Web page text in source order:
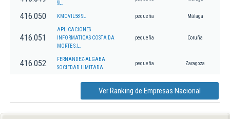
SL.
416.050 KMOVIL58 SL pequeña Málaga
416.051
APLICACIONES
INFORMATICAS COSTA DA
MORTE S.L.
pequeña Coruña
416.052
FERNANDEZ-ALGABA
SOCIEDAD LIMITADA.
pequeña Zaragoza
Ver Ranking de Empresas Nacional